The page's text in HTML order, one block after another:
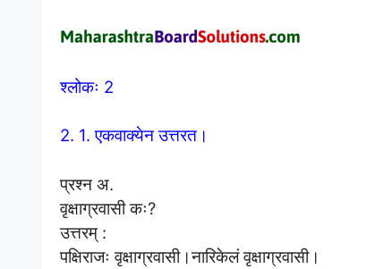
श्लोकः 2
2. 1. एकवाक्येन उत्तरत।
प्रश्न अ.
वृक्षाग्रवासी कः?
उत्तरम् :
पक्षिराजः वृक्षाग्रवासी।नारिकेलं वृक्षाग्रवासी।